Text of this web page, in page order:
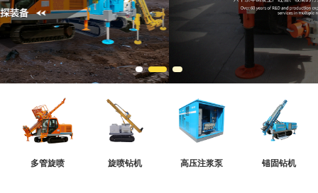
多管旋喷 旋喷钻机 高压注浆泵 锚固钻机